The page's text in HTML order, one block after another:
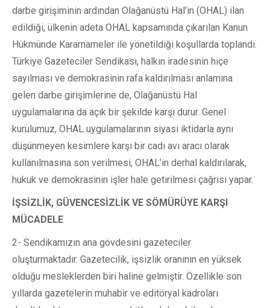
darbe girişiminin ardından Olağanüstü Hal’in (OHAL) ilan
edildiği, ülkenin adeta OHAL kapsamında çıkarılan Kanun
Hükmünde Kararnameler ile yönetildiği koşullarda toplandı.
Türkiye Gazeteciler Sendikası, halkın iradesinin hiçe
sayılması ve demokrasinin rafa kaldırılması anlamına
gelen darbe girişimlerine de, Olağanüstü Hal
uygulamalarına da açık bir şekilde karşı durur. Genel
kurulumuz, OHAL uygulamalarının siyasi iktidarla aynı
düşünmeyen kesimlere karşı bir cadı avı aracı olarak
kullanılmasına son verilmesi, OHAL’in derhal kaldırılarak,
hukuk ve demokrasinin işler hale getirilmesi çağrısı yapar.
İŞSİZLİK, GÜVENCESİZLİK VE SÖMÜRÜYE KARŞI
MÜCADELE
2- Sendikamızın ana gövdesini gazeteciler
oluşturmaktadır. Gazetecilik, işsizlik oranının en yüksek
olduğu mesleklerden biri haline gelmiştir. Özellikle son
yıllarda gazetelerin muhabir ve editöryal kadroları